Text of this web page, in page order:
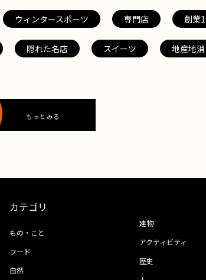
ウィンタースポーツ 専門店 創業
隠れた名店 スイーツ 地産地消
もっとみる
カテゴリ
もの・こと
フード
自然
建物
アクティビティ
歴史